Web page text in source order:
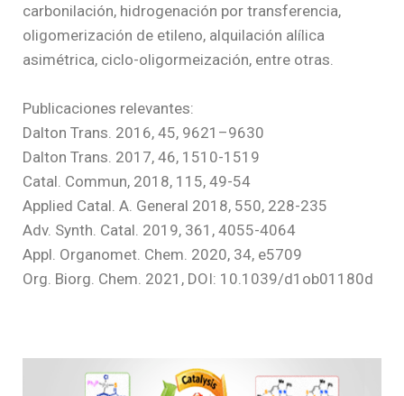
carbonilación, hidrogenación por transferencia,
oligomerización de etileno, alquilación alílica
asimétrica, ciclo-oligormeización, entre otras.
Publicaciones relevantes:
Dalton Trans. 2016, 45, 9621–9630
Dalton Trans. 2017, 46, 1510-1519
Catal. Commun, 2018, 115, 49-54
Applied Catal. A. General 2018, 550, 228-235
Adv. Synth. Catal. 2019, 361, 4055-4064
Appl. Organomet. Chem. 2020, 34, e5709
Org. Biorg. Chem. 2021, DOI: 10.1039/d1ob01180d